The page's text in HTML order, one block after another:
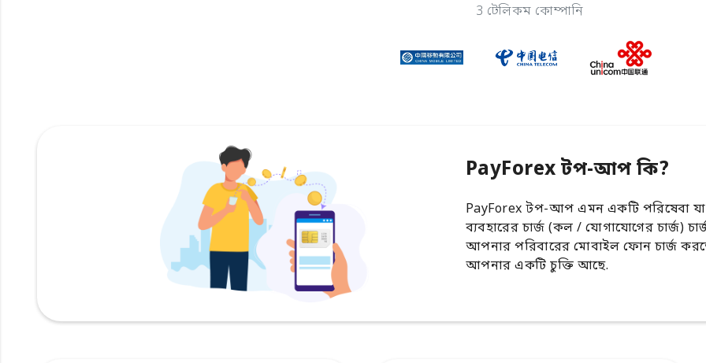
3 টেলিকম কোম্পানি
PayForex টপ-আপ কি?
PayForex টপ-আপ এমন একটি পরিষেবা
ব্যবহারের চার্জ (কল / যোগাযোগের চার্জ)
আপনার পরিবারের মোবাইল ফোন চার্জ
আপনার একটি চুক্তি আছে.